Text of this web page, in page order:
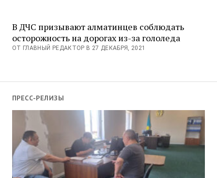
ПРЕСС-РЕЛИЗЫ
В ДЧС призывают алматинцев соблюдать
осторожность на дорогах из-за гололеда
ОТ ГЛАВНЫЙ РЕДАКТОР В 27 ДЕКАБРЯ, 2021